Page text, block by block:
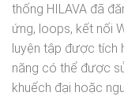
thống HILAVA đã
ứng, loops, kết nối
luyện tập được tích
năng có thể được
khuếch đại hoặc